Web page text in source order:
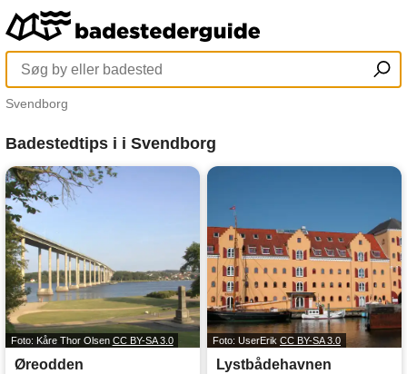
Svendborg
Badestedtips i i Svendborg
Foto: Kåre Thor Olsen CC BY-SA 3.0
Øreodden
Foto: UserErik CC BY-SA 3.0
Lystbådehavnen